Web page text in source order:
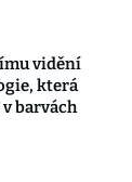
vidění
která
barvách